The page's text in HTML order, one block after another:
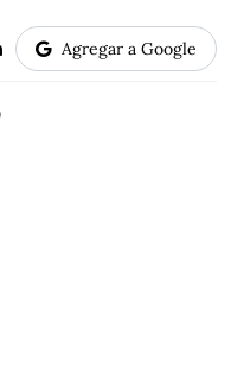
Agregar a Google